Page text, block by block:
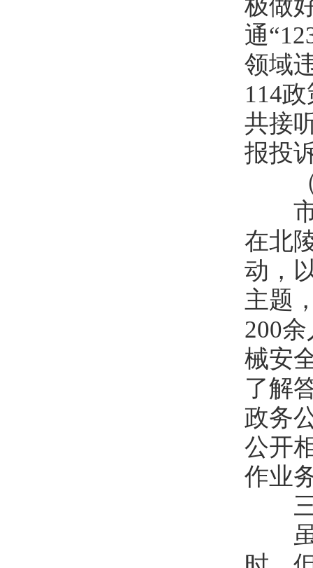
极做
通
领域
114
共接
报投
（
市
在北
动，
主题
200
械安
了解
政务
公开
作业
三
虽